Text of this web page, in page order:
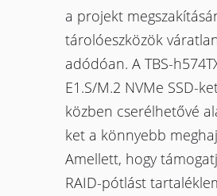
a projekt
tárolóeszközök
adódóan. A TBS-
E1.S/M.2 NVMe SSD-
közben cserélhetővé
ket a könnyebb
Amellett, hogy
RAID-pótlást